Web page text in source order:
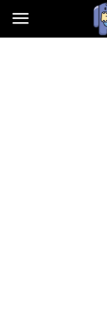
Hugus.pl